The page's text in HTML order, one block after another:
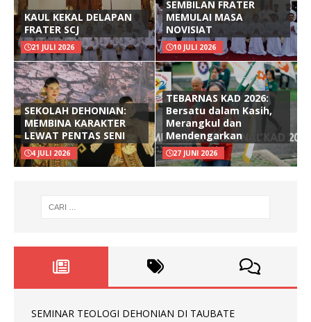
KAUL KEKAL DELAPAN
FRATER SCJ
21 JULI 2026
SEMBILAN FRATER
MEMULAI MASA
NOVISIAT
10 JULI 2026
SEKOLAH DEHONIAN:
MEMBINA KARAKTER
LEWAT PENTAS SENI
4 JULI 2026
TEBARNAS KAD 2026:
Bersatu dalam Kasih,
Merangkul dan
Mendengarkan
27 JUNI 2026
SEMINAR TEOLOGI DEHONIAN DI TAUBATE